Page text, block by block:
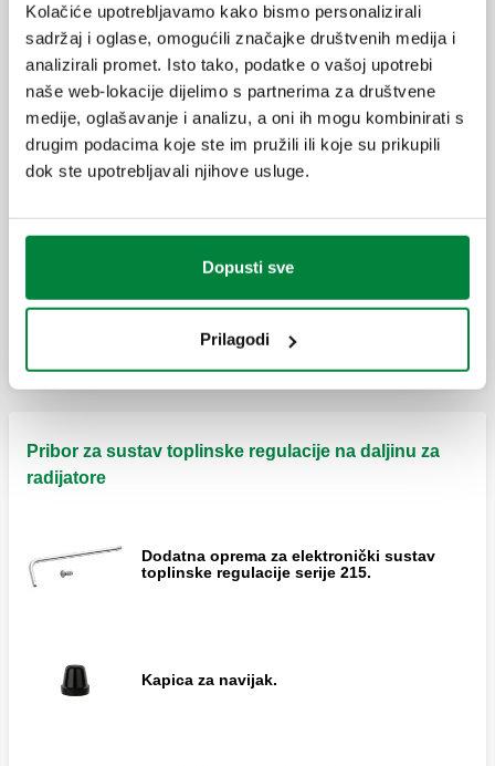
Kolačiće upotrebljavamo kako bismo personalizirali
sadržaj i oglase, omogućili značajke društvenih medija i
analizirali promet. Isto tako, podatke o vašoj upotrebi
naše web-lokacije dijelimo s partnerima za društvene
medije, oglašavanje i analizu, a oni ih mogu kombinirati s
drugim podacima koje ste im pružili ili koje su prikupili
dok ste upotrebljavali njihove usluge.
Dopusti sve
Prilagodi
CALEFFI CODE®, Comfort control. Bežična
elektronska termostatska glava za
termostatske radijatorske ventile.
CALEFFI CODE®, Sensor/ Sensor PRO.
Bežični senzor sobne temperature, PRO
verzija s kontaktom za bojler.
CALEFFI CODE®, Gateway / Gateway PRO.
Bežični višezonski regulator temperature s
ugrađenim GSM, UMTS, LTE modemom.
Pribor za sustav toplinske regulacije na daljinu za
radijatore
Dodatna oprema za elektronički sustav
toplinske regulacije serije 215.
Kapica za navijak.